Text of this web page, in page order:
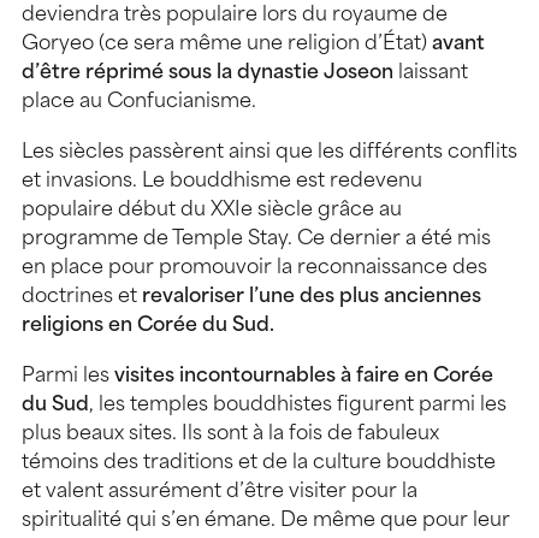
deviendra très populaire lors du royaume de
Goryeo (ce sera même une religion d’État) avant
d’être réprimé sous la dynastie Joseon laissant
place au Confucianisme.
Les siècles passèrent ainsi que les différents conflits
et invasions. Le bouddhisme est redevenu
populaire début du XXIe siècle grâce au
programme de Temple Stay. Ce dernier a été mis
en place pour promouvoir la reconnaissance des
doctrines et revaloriser l’une des plus anciennes
religions en Corée du Sud.
Parmi les visites incontournables à faire en Corée
du Sud, les temples bouddhistes figurent parmi les
plus beaux sites. Ils sont à la fois de fabuleux
témoins des traditions et de la culture bouddhiste
et valent assurément d’être visiter pour la
spiritualité qui s’en émane. De même que pour leur